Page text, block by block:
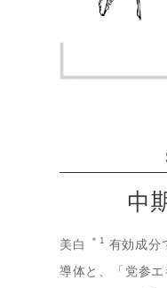
美白 ＊1 有効成分
導体と、「党参エ